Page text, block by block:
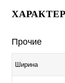
Прочие
Ширина